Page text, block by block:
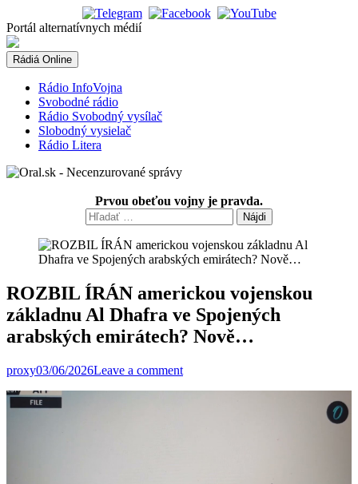
to
content
Portál alternatívnych médií
Rádiá Online
Rádio InfoVojna
Svobodné rádio
Rádio Svobodný vysílač
Slobodný vysielač
Rádio Litera
Prvou obeťou vojny je pravda.
Hľadať:
ROZBIL ÍRÁN americkou vojenskou
základnu Al Dhafra ve Spojených
arabských emirátech? Nově…
proxy03/06/2026Leave a comment